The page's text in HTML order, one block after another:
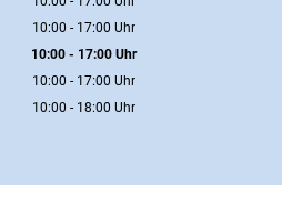
Von 10:00 bis 17:00 Uhr
10:00 - 17:00 Uhr
Von 10:00 bis 17:00 Uhr
10:00- 17:00Uhr
Von 10:00 bis 17:00 Uhr
10:00 - 17:00 Uhr
Von 10:00 bis 17:00 Uhr
10:00 - 18:00 Uhr